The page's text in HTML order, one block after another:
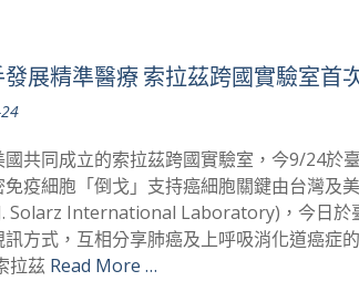
發展精準醫療 索拉茲跨國實驗室首
國共同成立的索拉茲跨國實驗室，今9/24於
免疫細胞「倒戈」支持癌細胞關鍵由台灣及
Solarz International Laboratory)，今日於
方式，互相分享肺癌及上呼吸消化道癌症
拉茲 Read More …